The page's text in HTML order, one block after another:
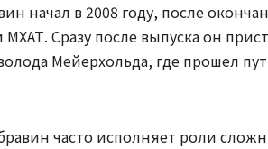
начал в 2008 году, после
Сразу после выпуска он
Мейерхольда, где прошел
часто исполняет роли